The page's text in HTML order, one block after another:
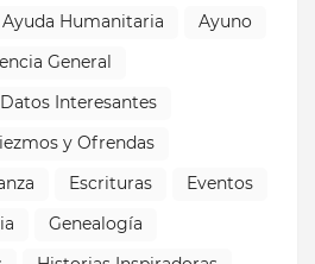
Ayuda Humanitaria
Ayuno
General
Datos Interesantes
y Ofrendas
Escrituras
Eventos
Genealogía